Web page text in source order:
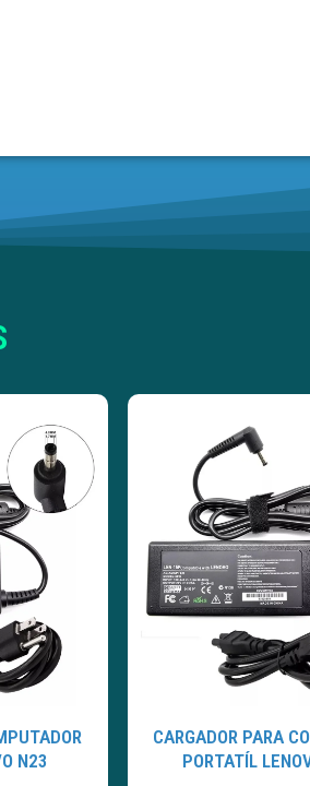
N23
CARGADOR PARA
PORTATÍL